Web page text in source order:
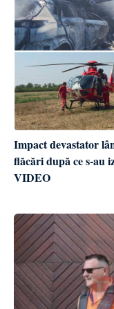
Impact devastator
flăcări după ce s-au
VIDEO